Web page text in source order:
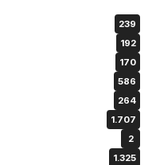
239
192
170
586
264
1.707
2
1.325